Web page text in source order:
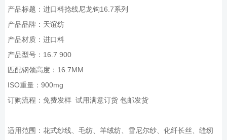
产品标题：进口料捻线尼龙钩16.7系列
产品品牌：天谊纺
产品材质：进口料
产品型号：16.7 900
匹配钢领高度：16.7MM
ISO重量：900mg
订购流程：免费发样 试用满意订货 包邮发货
适用范围：花式纱线、毛纺、羊绒纺、雪尼尔纱、化纤长丝、缝纫